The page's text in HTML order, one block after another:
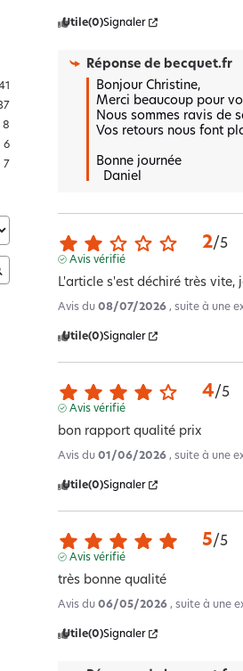
8
6
7
Utile(0)Signaler
Réponse de becquet.fr
Bonjour Christine,
Merci beaucoup pour
Nous sommes ravis de
Vos retours nous font
Bonne journée
  Daniel
2/5
Avis vérifié
L'article s'est déchiré très
Avis du08/07/2026 , suite à une
Utile(0)Signaler
4/5
Avis vérifié
bon rapport qualité prix
Avis du01/06/2026 , suite à une
Utile(0)Signaler
5/5
Avis vérifié
très bonne qualité
Avis du06/05/2026 , suite à une
Utile(0)Signaler